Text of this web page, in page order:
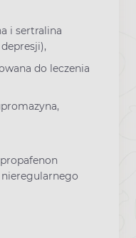
i sertralina
do leczenia